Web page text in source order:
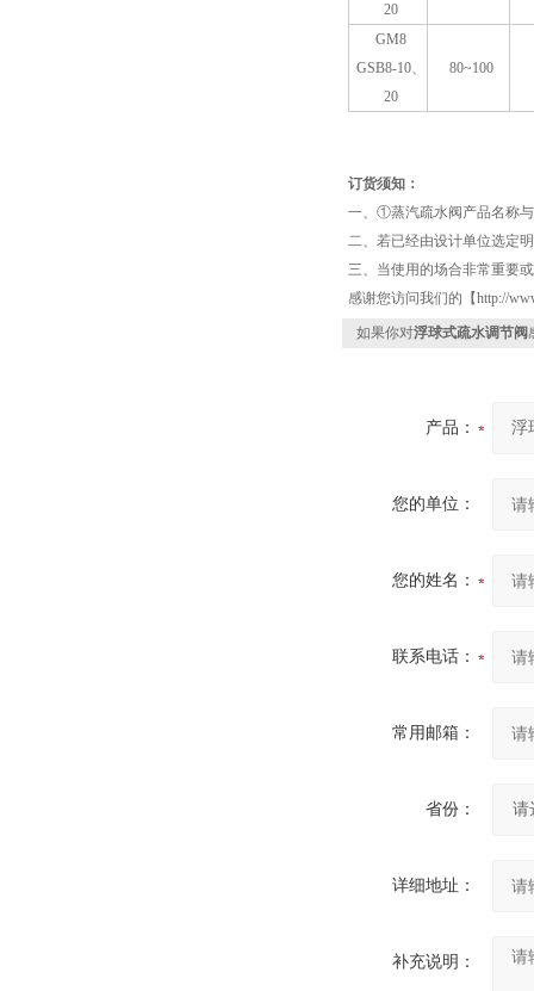
20
GM8
GSB8-10、
20
80~100
订货须知：
一、①蒸汽疏水阀产品名称
二、若已经由设计单位选定
三、当使用的场合非常重要
感谢您访问我们的【http://
如果你对浮球式疏水调节阀
产品：
您的单位：
您的姓名：
联系电话：
常用邮箱：
省份：
详细地址：
补充说明：